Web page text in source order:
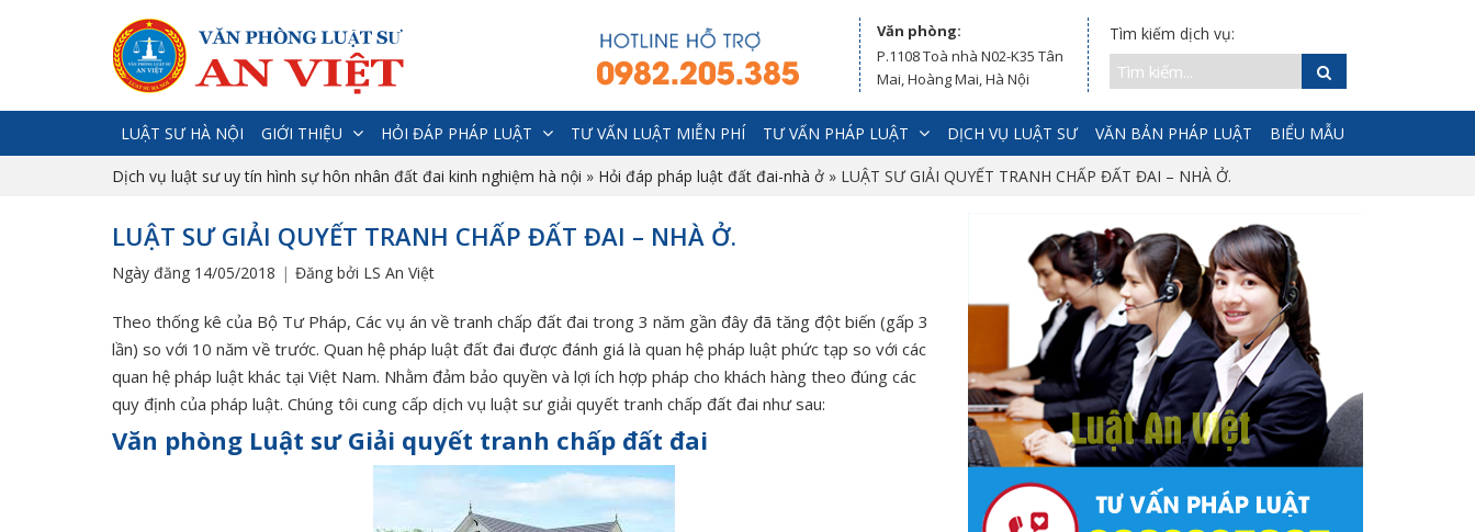
Văn phòng:
P.1108 Toà nhà N02-K35 Tân
Mai, Hoàng Mai, Hà Nội
Tìm kiếm dịch vụ:
LUẬT SƯ HÀ NỘI GIỚI THIỆU HỎI ĐÁP PHÁP LUẬT TƯ VẤN LUẬT MIỄN PHÍ TƯ VẤN PHÁP LUẬT DỊCH VỤ LUẬT SƯ VĂN BẢN PHÁP LUẬT BIỂU MẪU
Dịch vụ luật sư uy tín hình sự hôn nhân đất đai kinh nghiệm hà nội » Hỏi đáp pháp luật đất đai-nhà ở » LUẬT SƯ GIẢI QUYẾT TRANH CHẤP ĐẤT ĐAI – NHÀ Ở.
LUẬT SƯ GIẢI QUYẾT TRANH CHẤP ĐẤT ĐAI – NHÀ Ở.
Ngày đăng 14/05/2018 Đăng bởi LS An Việt
Theo thống kê của Bộ Tư Pháp, Các vụ án về tranh chấp đất đai trong 3 năm gần đây đã tăng đột biến (gấp 3
lần) so với 10 năm về trước. Quan hệ pháp luật đất đai được đánh giá là quan hệ pháp luật phức tạp so với các
quan hệ pháp luật khác tại Việt Nam. Nhằm đảm bảo quyền và lợi ích hợp pháp cho khách hàng theo đúng các
quy định của pháp luật. Chúng tôi cung cấp dịch vụ luật sư giải quyết tranh chấp đất đai như sau:
Văn phòng Luật sư Giải quyết tranh chấp đất đai